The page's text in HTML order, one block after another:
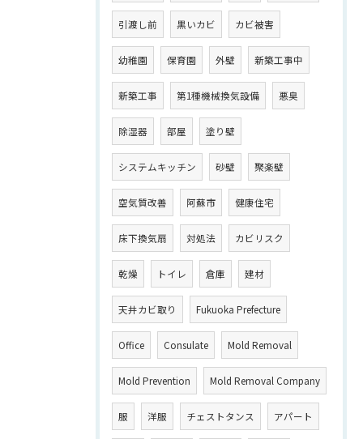
引渡し前 黒いカビ カビ被害
幼稚園 保育園 外壁 新築工事中
新築工事 第1種機械換気設備 悪臭
除湿器 部屋 塗り壁
システムキッチン 砂壁 聚楽壁
空気質改善 阿蘇市 健康住宅
床下換気扇 対処法 カビリスク
乾燥 トイレ 倉庫 建材
天井カビ取り Fukuoka Prefecture
Office Consulate Mold Removal
Mold Prevention Mold Removal Company
服 洋服 チェストタンス アパート